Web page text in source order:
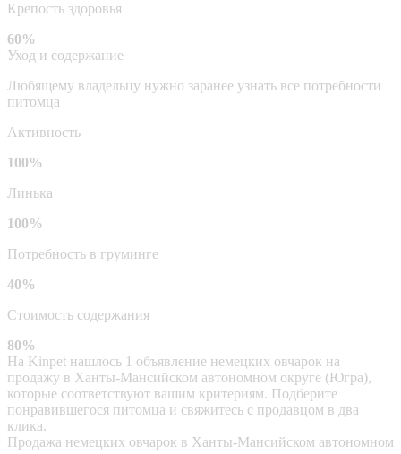
Крепость здоровья
60%
Уход и содержание
Любящему владельцу нужно заранее узнать все потребности
питомца
Активность
100%
Линька
100%
Потребность в груминге
40%
Стоимость содержания
80%
На Kinpet нашлось 1 объявление немецких овчарок на
продажу в Ханты-Мансийском автономном округе (Югра),
которые соответствуют вашим критериям. Подберите
понравившегося питомца и свяжитесь с продавцом в два
клика.
Продажа немецких овчарок в Ханты-Мансийском автономном